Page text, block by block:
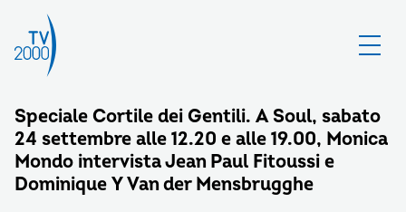
Speciale Cortile dei Gentili. A Soul, sabato
24 settembre alle 12.20 e alle 19.00, Monica
Mondo intervista Jean Paul Fitoussi e
Dominique Y Van der Mensbrugghe